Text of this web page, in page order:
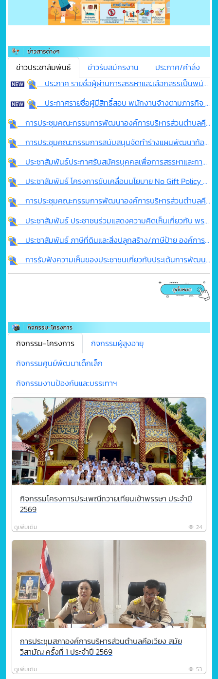
ข่าวประชาสัมพันธ์ ข่าวรับสมัครงาน
ประกาศ/คำสั่ง
ประกาศ รายชื่อผู้ผ่านการสรรหาและเลือกสรรเป็นพนักงานจ้างตามภารกิจ ตำแหน่ง ผู้ช่วยเจ้าพนักงานจัดเก็บรายได้ สังกัด กองคลัง
ประกาศรายชื่อผู้มีสิทธิ์สอบ พนักงานจ้างตามภารกิจ ตำแหน่ง ผู้ช่วยเจ้าพนักงานจัดเก็บรายได้ อบต.คือเวียง
การประชุมคณะกรรมการพัฒนาองค์การบริหารส่วนตำบลคือเวียง พิจารณาร่างแผนพัฒนาท้องถิ่น (พ.ศ.2566-2570) เปลี่ยนแปลง ครั้งที่ 1/2569 และแผนพัฒนาท้องถิ่น (พ.ศ.2571-2575)
การประชุมคณะกรรมการสนับสนุนจัดทำร่างแผนพัฒนาท้องถิ่น (พ.ศ.2571-2575)
ประชาสัมพันธ์ประกาศรับสมัครบุคคลเพื่อการสรรหาและการเลือกสรรเป็นพนักงานจ้างตามภารกิจ ตำแหน่งผู้ช่วยจัดเก็บรายได้
ประชาสัมพันธ์ โครงการขับเคลื่อนนโยบาย No Gift Policy การปฏิบัติหน้าที่องค์การบริหารส่วนตำบลคือเวียง ประจำปี 2569
การประชุมคณะกรรมการพัฒนาองค์การบริหารส่วนตำบลคือเวียง และสัดส่วนประชาคมระดับตำบล
ประชาสัมพันธ์ ประชาชนร่วมแสดงความคิดเห็นเกี่ยวกับ พรบ. อบจ. พ.ศ.2540
ประชาสัมพันธ์ ภาษีที่ดินและสิ่งปลูกสร้าง/ภาษีป้าย องค์การบริหารส่วนตำบลคือเวียง ประจำปี 2569
การรับฟังความเห็นของประชาชนเกี่ยวกับประเด้นการพัฒนาท้องถิ่นและกรอบการประสานแผนพัฒนาท้องถิ่นแบบบูรณาการขององค์กรปกครองส่วนท้องถิ่นในระดับจังหวัด
กิจกรรม-โครงการ
กิจกรรมผู้สูงอายุ
กิจกรรมศูนย์พัฒนาเด็กเล็ก
กิจกรรมงานป้องกันและบรรเทาฯ
กิจกรรมโครงการประเพณีถวายเทียนเข้าพรรษา ประจำปี
2569
ดูเพิ่มเติม 24
การประชุมสภาองค์การบริหารส่วนตำบลคือเวียง สมัย
วิสามัญ ครั้งที่ 1 ประจำปี 2569
ดูเพิ่มเติม 53